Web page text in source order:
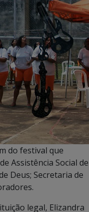
do festival que
Assistência Social de
Deus; Secretaria de
legal, Elizandra